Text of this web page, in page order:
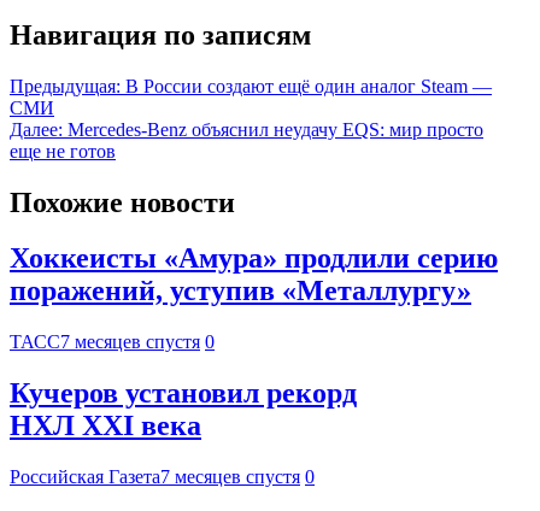
Навигация по записям
Предыдущая: В России создают ещё один аналог Steam —
СМИ
Далее: Mercedes-Benz объяснил неудачу EQS: мир просто
еще не готов
Похожие новости
Хоккеисты «Амура» продлили серию
поражений, уступив «Металлургу»
ТАСС7 месяцев спустя 0
Кучеров установил рекорд
НХЛ XXI века
Российская Газета7 месяцев спустя 0